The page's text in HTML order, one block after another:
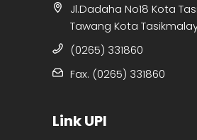
Jl.Dadaha No18 Kota
Tawang Kota
(0265) 331860
Fax. (0265) 331860
Link UPI